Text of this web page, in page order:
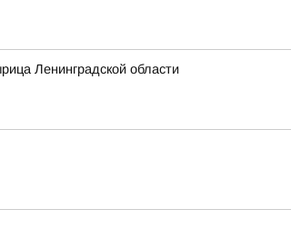
Ленинградской области